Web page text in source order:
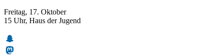
Freitag, 17. Oktober
15 Uhr, Haus der Jugend
Snapchat